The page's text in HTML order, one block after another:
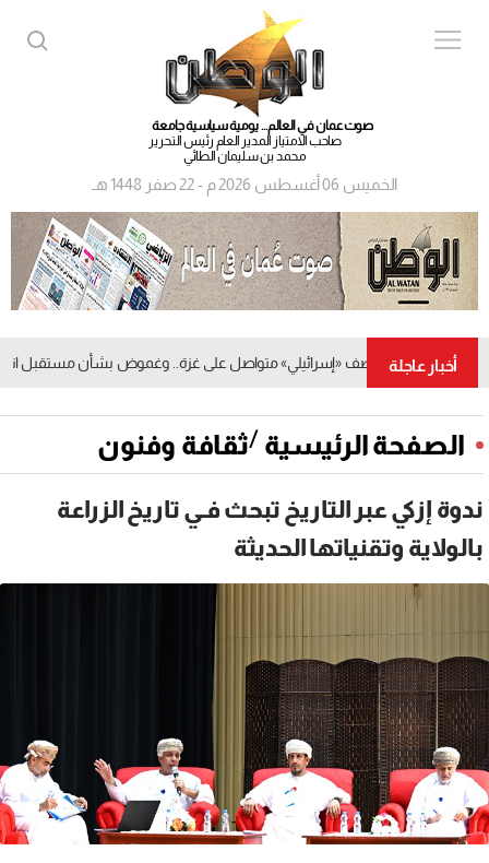
صوت عمان في العالم... يومية سياسية جامعة
صاحب الامتياز المدير العام رئيس التحرير
محمد بن سليمان الطائي
الخميس 06 أغسطس 2026 م - 22 صفر 1448 هـ
أخبار عاجلةقصف «إسرائيلي» متواصل على غزة.. وغموض بشأن مستقبل اتفاق
الصفحة الرئيسية /ثقافة وفنون
ندوة إزكي عبر التاريخ تبحث فـي تاريخ الزراعة
بالولاية وتقنياتها الحديثة